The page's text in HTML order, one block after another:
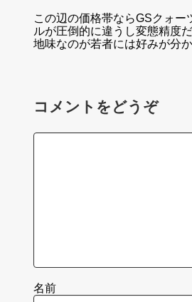
この辺の価格帯ならGSクォー
ルが圧倒的に違うし変態精度
地味なのが若者には好みが分
コメントをどうぞ
名前